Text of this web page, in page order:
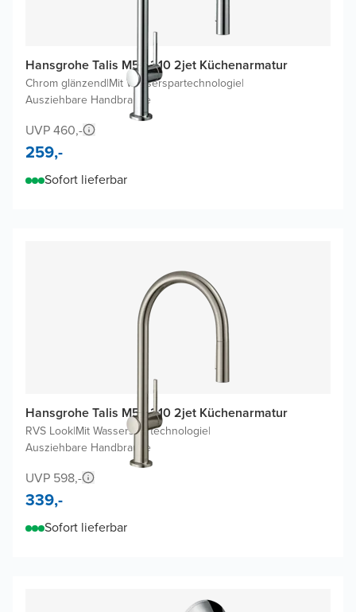
Hansgrohe Talis M54 210 2jet Küchenarmatur
Chrom glänzend|Mit Wasserspartechnologie|
Ausziehbare Handbrause
UVP 460,-
259,-
Sofort lieferbar
Hansgrohe Talis M54 210 2jet Küchenarmatur
RVS Look|Mit Wasserspartechnologie|
Ausziehbare Handbrause
UVP 598,-
339,-
Sofort lieferbar